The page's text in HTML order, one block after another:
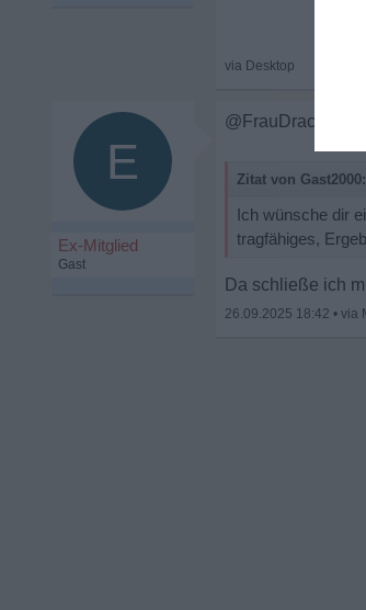
E
Ex-Mitglied
Gast
@FrauDrachin
Zitat von Gast2000:
Ich wünsche dir
tragfähiges,
Da schließe ich
26.09.2025 18:42 •